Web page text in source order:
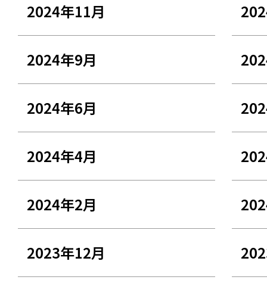
2024年11月
2024年9月
2024年6月
2024年4月
2024年2月
2023年12月